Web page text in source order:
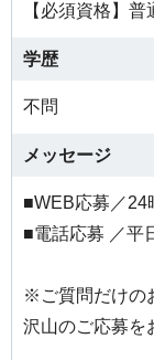
【必須資格】
学歴
不問
メッセージ
■WEB応募／24
■電話応募 ／平
※ご質問だけの
沢山のご応募